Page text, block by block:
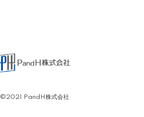
©2021 PandH株式会社